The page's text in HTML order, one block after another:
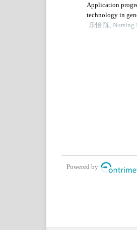
Application
technology in
elective surgery
乐怡 陈, Nursing
Powered by